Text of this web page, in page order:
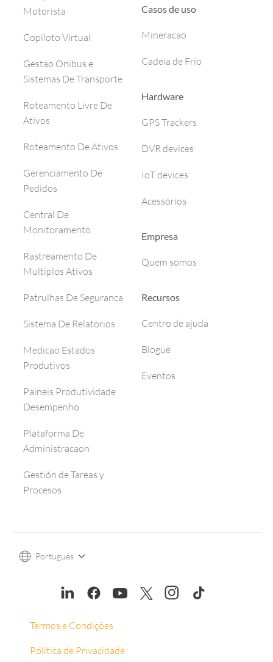
Motorista
Copiloto Virtual
Gestao Onibus e
Sistemas De Transporte
Roteamento Livre De
Ativos
Roteamento De Ativos
Gerenciamento De
Pedidos
Central De
Monitoramento
Rastreamento De
Multiplos Ativos
Patrulhas De Seguranca
Sistema De Relatorios
Medicao Estados
Produtivos
Paineis Produtividade
Desempenho
Plataforma De
Administracaon
Gestión de Tareas y
Procesos
Casos de uso
Mineracao
Cadeia de Frio
Hardware
GPS Trackers
DVR devices
IoT devices
Acessórios
Empresa
Quem somos
Recursos
Centro de ajuda
Blogue
Eventos
Português
Termos e Condições
Política de Privacidade